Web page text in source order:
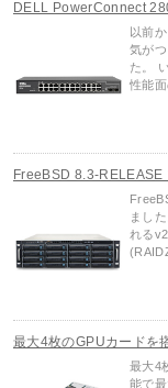
DELL PowerConnect
以前
気が
た。
性能
FreeBSD 8.3-RELEASE
まし
れる
最大4枚のGPUカードを
最大4
能で